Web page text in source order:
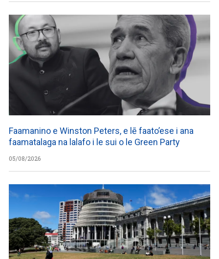
Faamanino e Winston Peters, e lē faato’ese i ana
faamatalaga na lalafo i le sui o le Green Party
05/08/2026